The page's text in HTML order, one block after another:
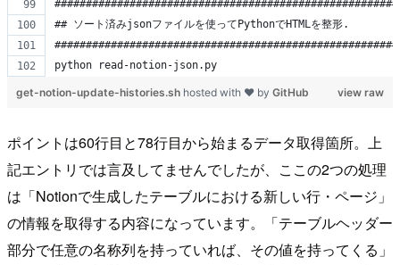
#######################################################
## ソート済みjsonファイルを使ってPythonでHTMLを整形.
#######################################################
python read-notion-json.py
view raw
get-notion-update-histories.sh hosted with ❤ by GitHub
ポイントは60行目と78行目から始まるデータ取得箇所。上
記エントリでは言及してませんでしたが、ここの2つの処理
は「Notionで生成したテーブルにおける新しい行・ページ」
の情報を取得する内容になっています。「テーブルヘッダー
部分で任意の名称列を持っていれば、その値を持ってくる」